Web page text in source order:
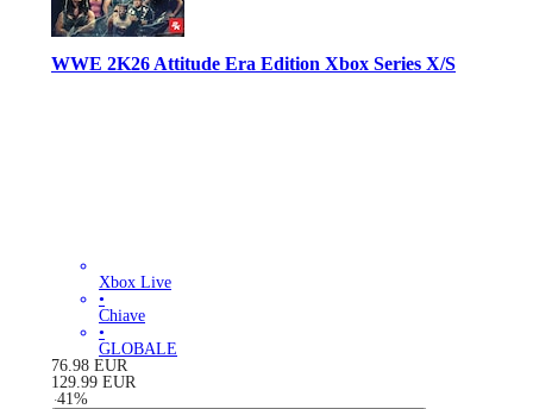
WWE 2K26 Attitude Era Edition Xbox Series X/S
Xbox Live
•
Chiave
•
GLOBALE
76.98 EUR
129.99 EUR
-41%